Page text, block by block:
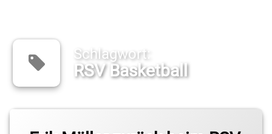
Schlagwort:
RSV Basketball